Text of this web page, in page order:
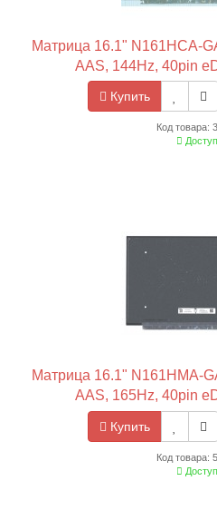
Матрица 16.1" N161HCA-
AAS, 144Hz, 40pin
Купить
Код товара:
Матрица 16.1" N161HMA-
AAS, 165Hz, 40pin
Купить
Код товара: